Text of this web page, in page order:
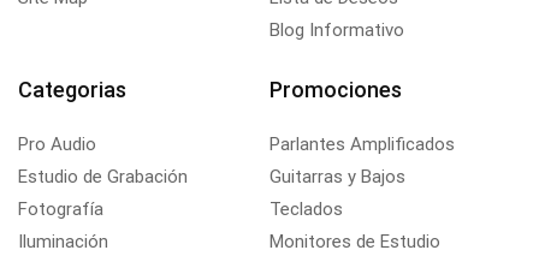
Blog Informativo
Categorias
Pro Audio
Estudio de Grabación
Fotografía
Iluminación
Promociones
Parlantes Amplificados
Guitarras y Bajos
Teclados
Monitores de Estudio